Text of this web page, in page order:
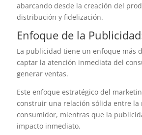
abarcando desde la creación del
distribución y fidelización.
Enfoque de la
La publicidad tiene un enfoque más
captar la atención inmediata del
generar ventas.
Este enfoque estratégico del
construir una relación sólida entre la
consumidor, mientras que la
impacto inmediato.